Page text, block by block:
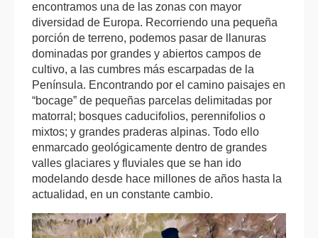
encontramos una de las zonas con mayor
diversidad de Europa. Recorriendo una pequeña
porción de terreno, podemos pasar de llanuras
dominadas por grandes y abiertos campos de
cultivo, a las cumbres más escarpadas de la
Península. Encontrando por el camino paisajes en
“bocage” de pequeñas parcelas delimitadas por
matorral; bosques caducifolios, perennifolios o
mixtos; y grandes praderas alpinas. Todo ello
enmarcado geológicamente dentro de grandes
valles glaciares y fluviales que se han ido
modelando desde hace millones de años hasta la
actualidad, en un constante cambio.